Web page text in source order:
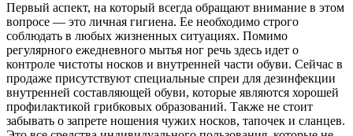
Первый аспект, на который всегда обращают внимание в этом
вопросе — это личная гигиена. Ее необходимо строго
соблюдать в любых жизненных ситуациях. Помимо
регулярного ежедневного мытья ног речь здесь идет о
контроле чистоты носков и внутренней части обуви. Сейчас в
продаже присутствуют специальные спреи для дезинфекции
внутренней составляющей обуви, которые являются хорошей
профилактикой грибковых образований. Также не стоит
забывать о запрете ношения чужих носков, тапочек и сланцев.